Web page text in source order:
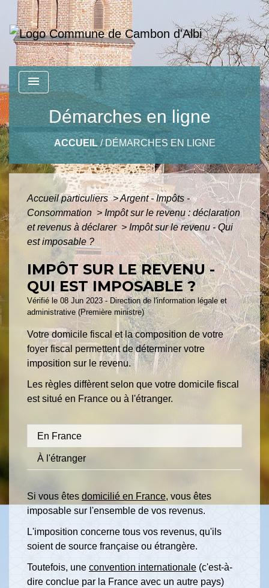
menu
Démarches en ligne
ACCUEIL/DÉMARCHES EN LIGNE
Accueil particuliers>Argent - Impôts -
Consommation > Impôt sur le revenu : déclaration
et revenus à déclarer > Impôt sur le revenu - Qui
est imposable ?
IMPÔT SUR LE REVENU -
QUI EST IMPOSABLE ?
Vérifié le 08 Jun 2023 - Direction de l'information légale et
administrative (Première ministre)
Votre domicile fiscal et la composition de votre
foyer fiscal permettent de déterminer votre
imposition sur le revenu.
Les règles diffèrent selon que votre domicile fiscal
est situé en France ou à l'étranger.
En France
À l'étranger
Si vous êtes domicilié en France, vous êtes
imposable sur l'ensemble de vos revenus.
L'imposition concerne tous vos revenus, qu'ils
soient de source française ou étrangère.
Toutefois, une convention internationale (c'est-à-
dire conclue par la France avec un autre pays)